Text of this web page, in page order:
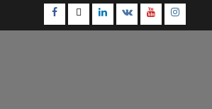
Facebook
TwitterLinkedin
VK Youtube